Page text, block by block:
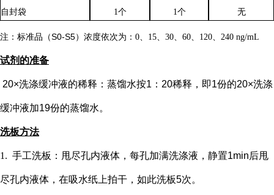
自封袋 1个 1个 无
注：标准品（S0-S5）浓度依次为： 0、15、30、60、120、240 ng/mL
试剂的准备
20×洗涤缓冲液的稀释：蒸馏水按1：20稀释，即1份的20×洗涤
缓冲液加19份的蒸馏水。
洗板方法
1. 手工洗板：甩尽孔内液体，每孔加满洗涤液，静置1min后甩
尽孔内液体，在吸水纸上拍干，如此洗板5次。